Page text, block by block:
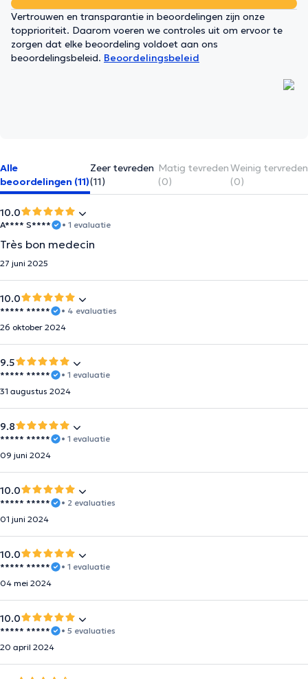
Vertrouwen en transparantie in beoordelingen zijn onze
topprioriteit. Daarom voeren we controles uit om ervoor te
zorgen dat elke beoordeling voldoet aan ons
beoordelingsbeleid. Beoordelingsbeleid
Alle
beoordelingen (11)
Zeer tevreden
(11)
Matig tevreden
(0)
Weinig tervreden
(0)
10.0
A**** S**** • 1 evaluatie
Très bon medecin
27 juni 2025
10.0
***** *****
• 4 evaluaties
26 oktober 2024
9.5
***** *****
• 1 evaluatie
31 augustus 2024
9.8
***** *****
• 1 evaluatie
09 juni 2024
10.0
***** *****
• 2 evaluaties
01 juni 2024
10.0
***** *****
• 1 evaluatie
04 mei 2024
10.0
***** *****
• 5 evaluaties
20 april 2024